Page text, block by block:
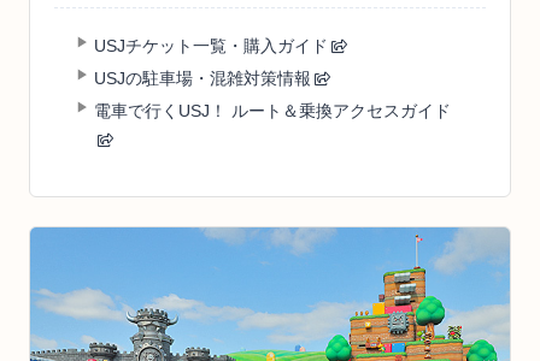
USJチケット一覧・購入ガイド
USJの駐車場・混雑対策情報
電車で行くUSJ！ ルート＆乗換アクセスガイド